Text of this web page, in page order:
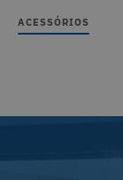
ACESSÓRIOS